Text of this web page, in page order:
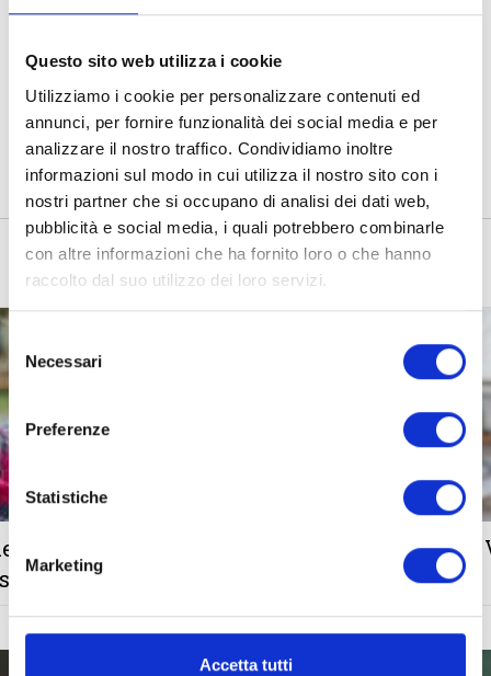
Questo sito web utilizza i cookie
Utilizziamo i cookie per personalizzare contenuti ed
annunci, per fornire funzionalità dei social media e per
analizzare il nostro traffico. Condividiamo inoltre
informazioni sul modo in cui utilizza il nostro sito con i
nostri partner che si occupano di analisi dei dati web,
pubblicità e social media, i quali potrebbero combinarle
con altre informazioni che ha fornito loro o che hanno
raccolto dal suo utilizzo dei loro servizi.
del
consenso
Necessari
Preferenze
Statistiche
Marketing
Accetta tutti
insieme costruiremo il preventivo più adatto alle tue esigenze e al
tuo futuro.
Related post
all’estero: il ruolo del
coordinatore locale